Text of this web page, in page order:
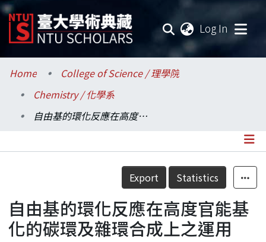
Log In
Communities & Collections
Research Outputs
Statistics
Home
College of Science / 理學院
Chemistry / 化學系
自由基的環化反應在高度官能基化的碳環及雜環合成上之運用
Details
Export Statistics
自由基的環化反應在高度官能基
化的碳環及雜環合成上之運用